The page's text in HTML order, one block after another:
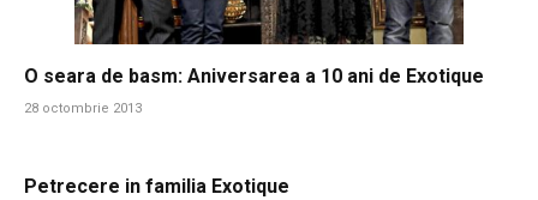
O seara de basm: Aniversarea a 10 ani de Exotique
28 octombrie 2013
Petrecere in familia Exotique